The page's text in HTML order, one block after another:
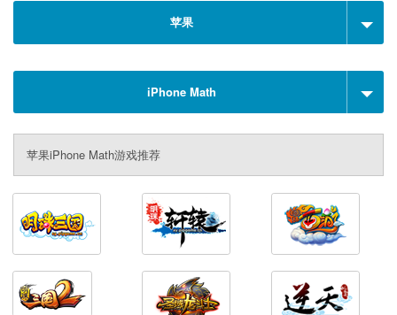
苹果
iPhone Math
苹果iPhone Math游戏推荐